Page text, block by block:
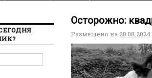
Осторожно:
Размещено на 20.08.2024